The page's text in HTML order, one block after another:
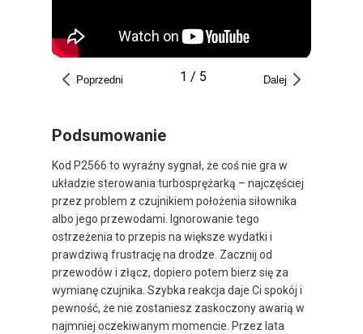
Poprzedni 1 / 5 Dalej
Podsumowanie
Kod P2566 to wyraźny sygnał, że coś nie gra w
układzie sterowania turbosprężarką – najczęściej
przez problem z czujnikiem położenia siłownika
albo jego przewodami. Ignorowanie tego
ostrzeżenia to przepis na większe wydatki i
prawdziwą frustrację na drodze. Zacznij od
przewodów i złącz, dopiero potem bierz się za
wymianę czujnika. Szybka reakcja daje Ci spokój i
pewność, że nie zostaniesz zaskoczony awarią w
najmniej oczekiwanym momencie. Przez lata